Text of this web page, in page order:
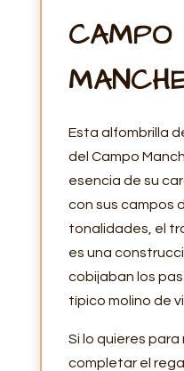
CAMPO
Esta alfombrilla
del Campo
esencia de su
con sus campos
tonalidades, el
es una
cobijaban los
típico molino de
Si lo quieres
completar el